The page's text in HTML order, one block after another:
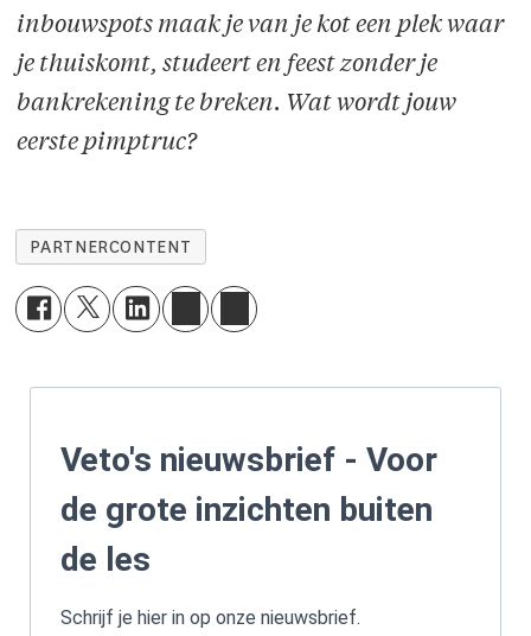
inbouwspots maak je van je kot een plek waar
je thuiskomt, studeert en feest zonder je
bankrekening te breken. Wat wordt jouw
eerste pimptruc?
PARTNERCONTENT
Veto's nieuwsbrief - Voor
de grote inzichten buiten
de les
Schrijf je hier in op onze nieuwsbrief.